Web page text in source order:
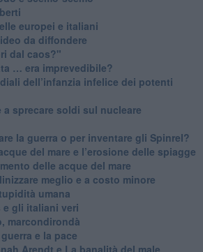
europei e italiani
da diffondere
dal caos?"
… era imprevedibile?
dell’infanzia infelice dei potenti
a sprecare soldi sul nucleare
la guerra o per inventare gli Spinrel?
del mare e l’erosione delle spiagge
delle acque del mare
meglio e a costo minore
umana
e gli italiani veri
marcondirondà
e la pace
Arendt e La banalità del male